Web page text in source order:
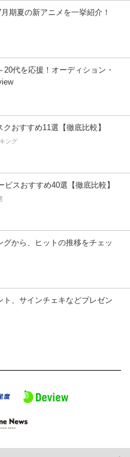
月期夏の新アニメを一挙紹介！
20代を応援！オーディション・
おすすめ11選【徹底比較】
ング
ビスおすすめ40選【徹底比較】
グから、ヒットの推移をチェッ
ト、サインチェキなどプレゼン